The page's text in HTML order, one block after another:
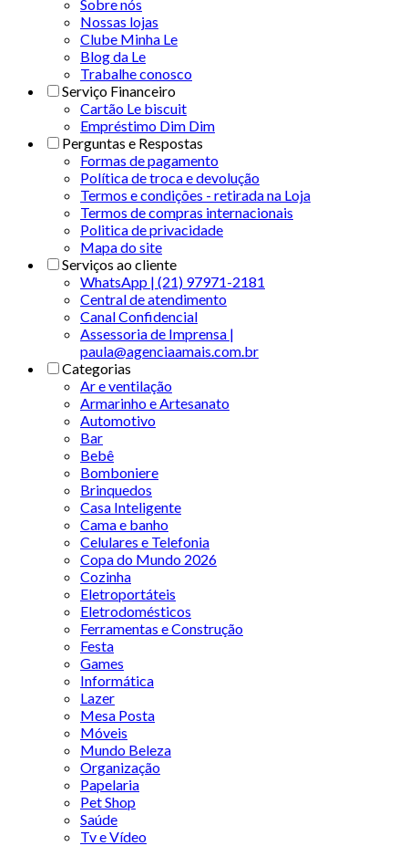
Sobre nós
Nossas lojas
Clube Minha Le
Blog da Le
Trabalhe conosco
Serviço Financeiro
Cartão Le biscuit
Empréstimo Dim Dim
Perguntas e Respostas
Formas de pagamento
Política de troca e devolução
Termos e condições - retirada na Loja
Termos de compras internacionais
Politica de privacidade
Mapa do site
Serviços ao cliente
WhatsApp | (21) 97971-2181
Central de atendimento
Canal Confidencial
Assessoria de Imprensa |
paula@agenciaamais.com.br
Categorias
Ar e ventilação
Armarinho e Artesanato
Automotivo
Bar
Bebê
Bomboniere
Brinquedos
Casa Inteligente
Cama e banho
Celulares e Telefonia
Copa do Mundo 2026
Cozinha
Eletroportáteis
Eletrodomésticos
Ferramentas e Construção
Festa
Games
Informática
Lazer
Mesa Posta
Móveis
Mundo Beleza
Organização
Papelaria
Pet Shop
Saúde
Tv e Vídeo